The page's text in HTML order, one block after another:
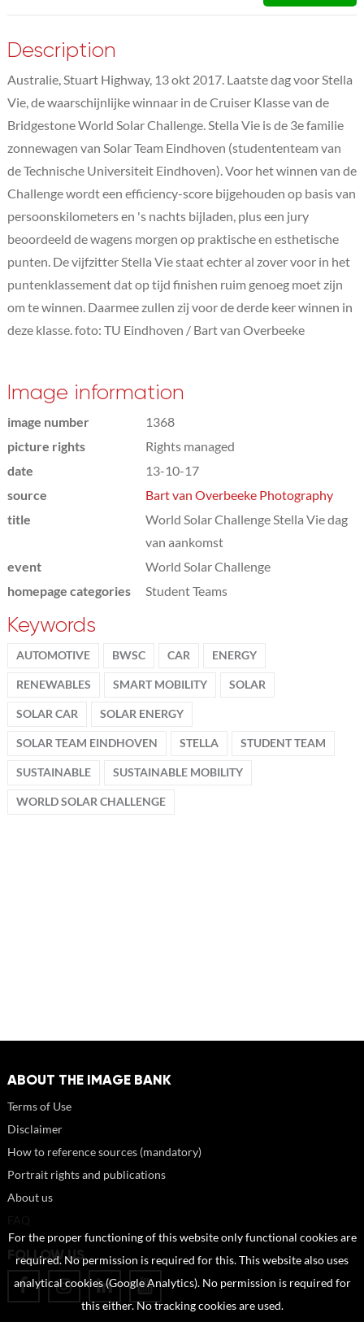
Description
Australie, Stuart Highway, 13 okt 2017. Laatste dag voor Stella
Vie, de waarschijnlijke winnaar in de Cruiser Klasse van de
Bridgestone World Solar Challenge. Stella Vie is de 3e familie
zonnewagen van Solar Team Eindhoven (studententeam van
de Technische Universiteit Eindhoven). Voor het winnen van de
Challenge wordt een efficiency-score bijgehouden op basis van
persoonskilometers en 's nachts bijladen, plus een jury
beoordeeld de wagens morgen op praktische en esthetische
punten. De vijfzitter Stella Vie staat echter al zover voor in het
puntenklassement dat op tijd finishen ruim genoeg moet zijn
om te winnen. Daarmee zullen zij voor de derde keer winnen in
deze klasse. foto: TU Eindhoven / Bart van Overbeeke
Image information
image number
1368
picture rights
Rights managed
date
13-10-17
source
Bart van Overbeeke Photography
title
World Solar Challenge Stella Vie dag
van aankomst
event
World Solar Challenge
homepage categories
Student Teams
Keywords
AUTOMOTIVE BWSC CAR ENERGY
RENEWABLES SMART MOBILITY SOLAR
SOLAR CAR SOLAR ENERGY
SOLAR TEAM EINDHOVEN STELLA STUDENT TEAM
SUSTAINABLE SUSTAINABLE MOBILITY
WORLD SOLAR CHALLENGE
ABOUT THE IMAGE BANK
Terms of Use
Disclaimer
How to reference sources (mandatory)
Portrait rights and publications
About us
FOLLOW US
For the proper functioning of this website only functional cookies are
required. No permission is required for this. This website also uses
analytical cookies (Google Analytics). No permission is required for
this either. No tracking cookies are used.